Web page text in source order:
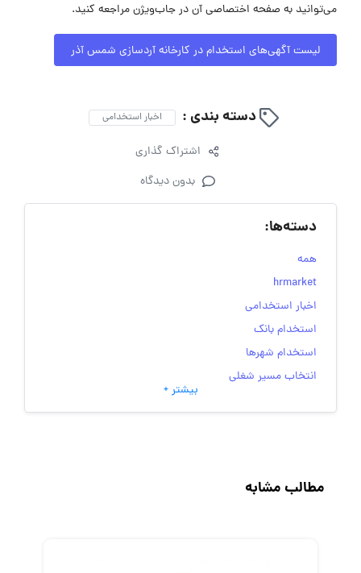
می‌توانید به صفحه اختصاصی آن در جاب‌ویژن مراجعه کنید.
لیست آگهی‌های استخدام در کارخانه آردسازی شمس آذر
دسته بندی : اخبار استخدامی
اشتراک گذاری
بدون دیدگاه
دسته‌ها:
همه
hrmarket
اخبار استخدامی
استخدام بانک
استخدام شهرها
انتخاب مسیر شغلی
به‌روزرسانی‌های سایت (کارجویی)
رزومه
بیشتر +
مطالب مشابه